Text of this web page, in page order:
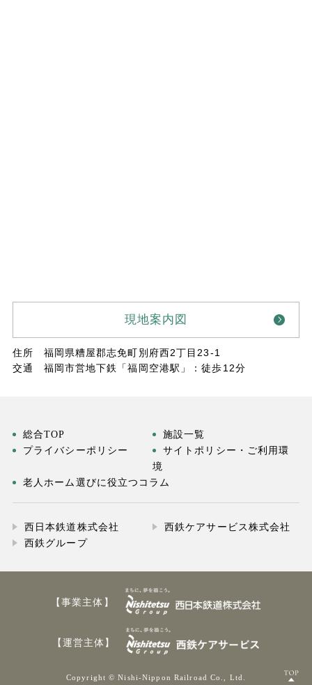
住所
福岡県糟屋郡志免町別府西2丁目23-1
交通
福岡市営地下鉄「福岡空港駅」：徒歩12分
現地案内図
総合TOP
施設一覧
プライバシーポリシー
サイトポリシー・ご利用環
境
老人ホーム選びに役立つコラム
西日本鉄道株式会社
西鉄ケアサービス株式会社
西鉄グループ
【事業主体】
【運営主体】
Copyright © Nishi-Nippon Railroad Co., Ltd.